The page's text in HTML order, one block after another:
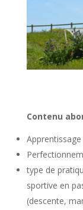
Contenu
type de
sportive en
(descente,